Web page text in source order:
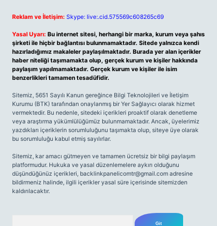
Reklam ve İletişim: Skype: live:.cid.575569c608265c69
Yasal Uyarı: Bu internet sitesi, herhangi bir marka, kurum veya şahıs
şirketi ile hiçbir bağlantısı bulunmamaktadır. Sitede yalnızca kendi
hazırladığımız makaleler paylaşılmaktadır. Burada yer alan içerikler
haber niteliği taşımamakta olup, gerçek kurum ve kişiler hakkında
paylaşım yapılmamaktadır. Gerçek kurum ve kişiler ile isim
benzerlikleri tamamen tesadüfidir.
Sitemiz, 5651 Sayılı Kanun gereğince Bilgi Teknolojileri ve İletişim
Kurumu (BTK) tarafından onaylanmış bir Yer Sağlayıcı olarak hizmet
vermektedir. Bu nedenle, sitedeki içerikleri proaktif olarak denetleme
veya araştırma yükümlülüğümüz bulunmamaktadır. Ancak, üyelerimiz
yazdıkları içeriklerin sorumluluğunu taşımakta olup, siteye üye olarak
bu sorumluluğu kabul etmiş sayılırlar.
Sitemiz, kar amacı gütmeyen ve tamamen ücretsiz bir bilgi paylaşım
platformudur. Hukuka ve yasal düzenlemelere aykırı olduğunu
düşündüğünüz içerikleri, backlinkpanelicomtr@gmail.com adresine
bildirmeniz halinde, ilgili içerikler yasal süre içerisinde sitemizden
kaldırılacaktır.